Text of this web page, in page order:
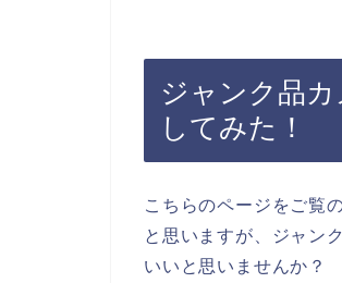
ジャンク品
してみた！
こちらのページをご覧
と思いますが、ジャン
いいと思いませんか？